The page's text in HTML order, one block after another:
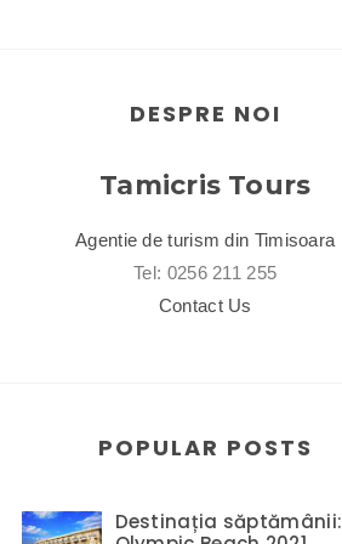
DESPRE NOI
Tamicris Tours
Agentie de turism din Timisoara
Tel: 0256 211 255
Contact Us
POPULAR POSTS
Destinația săptămânii: